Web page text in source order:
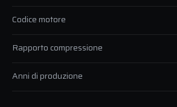
Codice motore
Rapporto compressione
Anni di produzione